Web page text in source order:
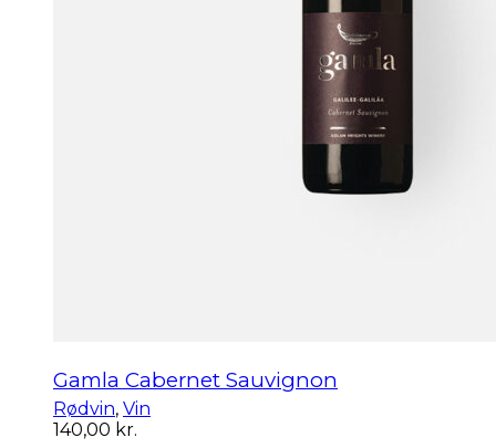
Gamla Cabernet Sauvignon
Rødvin, Vin
140,00 kr.